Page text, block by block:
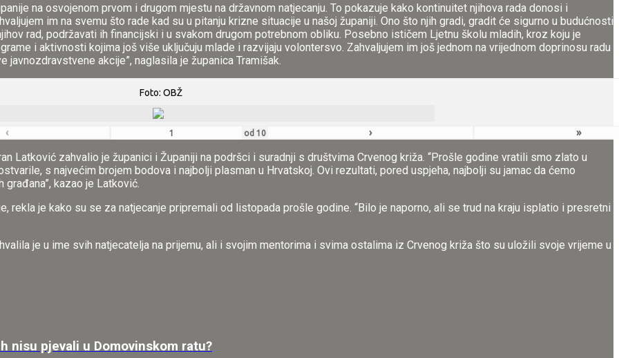
na osvojenom prvom i drugom mjestu na državnom natjecanju. To pokazuje kako kontinuitet njihova rada donosi i
im na svemu što rade kad su u pitanju krizne situacije u našoj županiji. Ono što njih gradi, gradit će sigurno u budućnosti
rad, podržavati ih financijski i u svakom drugom potrebnom obliku. Posebno ističem Ljetnu školu mladih, kroz koju je
i aktivnosti kojima još više uključuju mlade i razvijaju volontersvo. Zahvaljujem im još jednom na vrijednom doprinosu radu
akcije”, naglasila je županica Tramišak.
Foto: OBŽ
‹ od10 › »
Latković zahvalio je županici i Županiji na podršci i suradnji s društvima Crvenog križa. “Prošle godine vratili smo zlato u
s najvećim brojem bodova i najbolji plasman u Hrvatskoj. Ovi rezultati, pored uspjeha, najbolji su jamac da ćemo
kazao je Latković.
rekla je kako su se za natjecanje pripremali od listopada prošle godine. “Bilo je naporno, ali se trud na kraju isplatio i presretni
je u ime svih natjecatelja na prijemu, ali i svojim mentorima i svima ostalima iz Crvenog križa što su uložili svoje vrijeme u
nisu pjevali u Domovinskom ratu?